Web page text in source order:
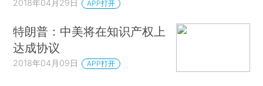
2018年04月29日 APP打开
特朗普：中美将在知识产权上
达成协议
2018年04月09日 APP打开